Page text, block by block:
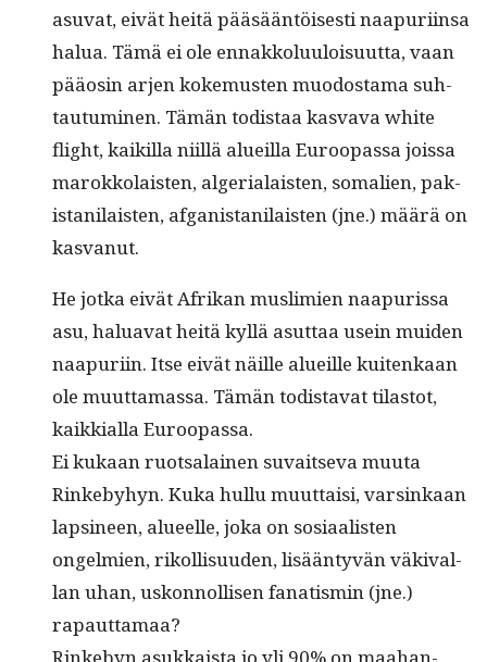
asu­vat, eivät heitä pääsään­töis­es­ti naa­puri­in­sa
halua. Tämä ei ole ennakkolu­u­loisu­ut­ta, vaan
pääosin arjen koke­musten muo­dosta­ma suh­
tau­tu­mi­nen. Tämän todis­taa kas­va­va white
flight, kaikil­la niil­lä alueil­la Euroopas­sa jois­sa
marokko­lais­ten, alge­ri­alais­ten, soma­lien, pak­
istani­lais­ten, afgan­istani­lais­ten (jne.) määrä on
kasvanut.
He jot­ka eivät Afrikan mus­lim­ien naa­puris­sa
asu, halu­a­vat heitä kyl­lä asut­taa usein muiden
naa­puri­in. Itse eivät näille alueille kuitenkaan
ole muut­ta­mas­sa. Tämän todis­ta­vat tilas­tot,
kaikkial­la Euroopassa.
Ei kukaan ruot­salainen suvait­se­va muu­ta
Rinke­by­hyn. Kuka hul­lu muut­taisi, varsinkaan
lapsi­neen, alueelle, joka on sosi­aal­is­ten
ongelmien, rikol­lisu­u­den, lisään­tyvän väki­val­
lan uhan, uskon­nol­lisen fanatismin (jne.)
rapauttamaa?
Rinke­byn asukkaista jo yli 90% on maa­han­